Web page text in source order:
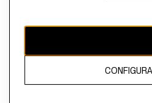
propiedad de H&M Hennes & Mauritz